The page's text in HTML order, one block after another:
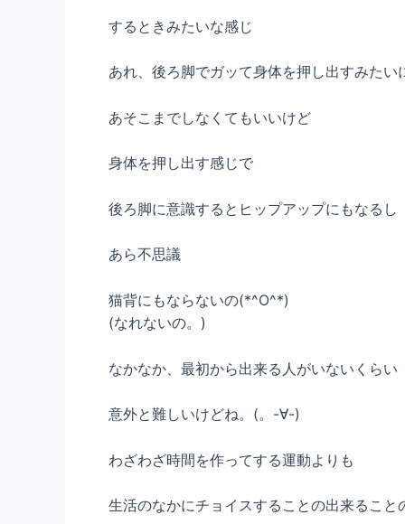
するときみたいな感じ
あれ、後ろ脚でガッて身体を押し出すみたい
あそこまでしなくてもいいけど
身体を押し出す感じで
後ろ脚に意識するとヒップアップにもなるし
あら不思議
猫背にもならないの(*^O^*)
(なれないの。)
なかなか、最初から出来る人がいないくらい
意外と難しいけどね。(。-∀-)
わざわざ時間を作ってする運動よりも
生活のなかにチョイスすることの出来ること